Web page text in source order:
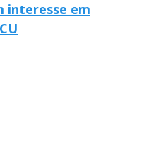
interesse em